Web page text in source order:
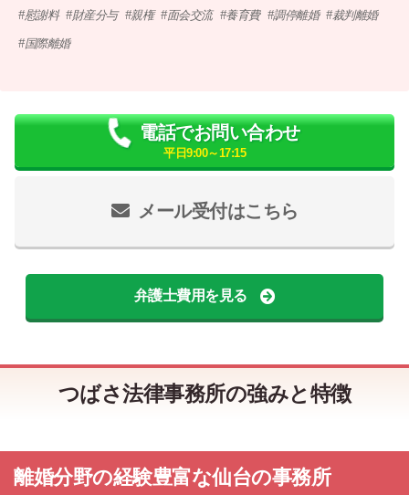
慰謝料 財産分与 親権 面会交流 養育費 調停離婚 裁判離婚
国際離婚
メール受付はこちら
電話でお問い合わせ
平日9:00～17:15
弁護士費用を見る
つばさ法律事務所の強みと特徴
離婚分野の経験豊富な仙台の事務所